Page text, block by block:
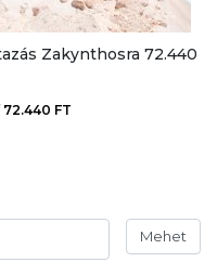
Zakynthosra 72.440
72.440 FT
Mehet